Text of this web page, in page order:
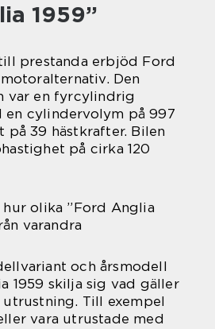
1959”
prestanda erbjöd Ford
Den
var en fyrcylindrig
en cylindervolym på 997
på 39 hästkrafter. Bilen
på cirka 120
hur olika ”Ford Anglia
varandra
och årsmodell
1959 skilja sig vad gäller
utrustning. Till exempel
vara utrustade med